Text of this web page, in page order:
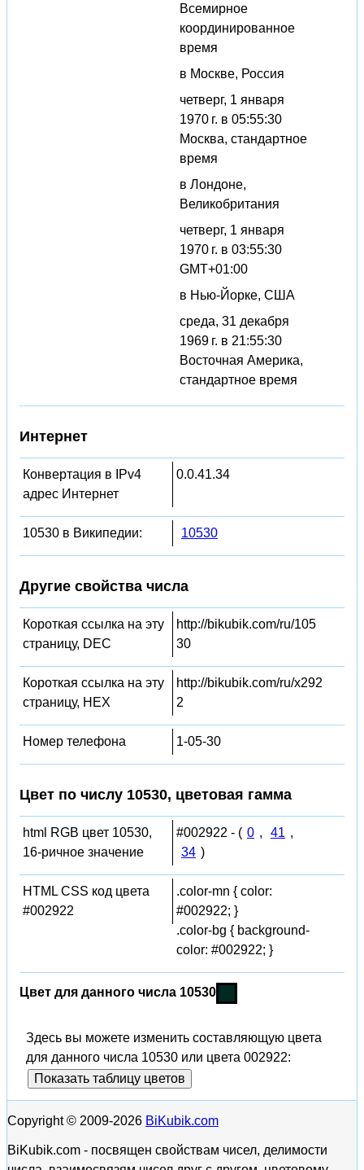
Всемирное
координированное
время
в Москве, Россия
четверг, 1 января
1970 г. в 05:55:30
Москва, стандартное
время
в Лондоне,
Великобритания
четверг, 1 января
1970 г. в 03:55:30
GMT+01:00
в Нью-Йорке, США
среда, 31 декабря
1969 г. в 21:55:30
Восточная Америка,
стандартное время
Интернет
Конвертация в IPv4
адрес Интернет
0.0.41.34
10530 в Википедии: 10530
Другие свойства числа
Короткая ссылка на эту
страницу, DEC
http://bikubik.com/ru/105
30
Короткая ссылка на эту
страницу, HEX
http://bikubik.com/ru/x292
2
Номер телефона 1-05-30
Цвет по числу 10530, цветовая гамма
html RGB цвет 10530,
16-ричное значение
#002922 - ( 0 , 41 ,
34 )
HTML CSS код цвета
#002922
.color-mn { color:
#002922; }
.color-bg { background-
color: #002922; }
Цвет для данного числа 10530
Здесь вы можете изменить составляющую цвета
для данного числа 10530 или цвета 002922:
Показать таблицу цветов
Copyright © 2009-2026 BiKubik.com
BiKubik.com - посвящен свойствам чисел, делимости